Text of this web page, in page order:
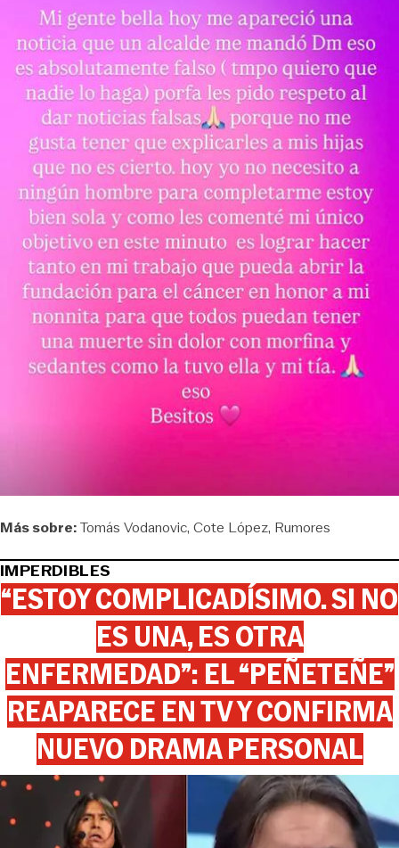
Más sobre:Tomás Vodanovic Cote López Rumores
IMPERDIBLES
“ESTOY COMPLICADÍSIMO. SI NO
ES UNA, ES OTRA
ENFERMEDAD”: EL “PEÑETEÑE”
REAPARECE EN TV Y CONFIRMA
NUEVO DRAMA PERSONAL